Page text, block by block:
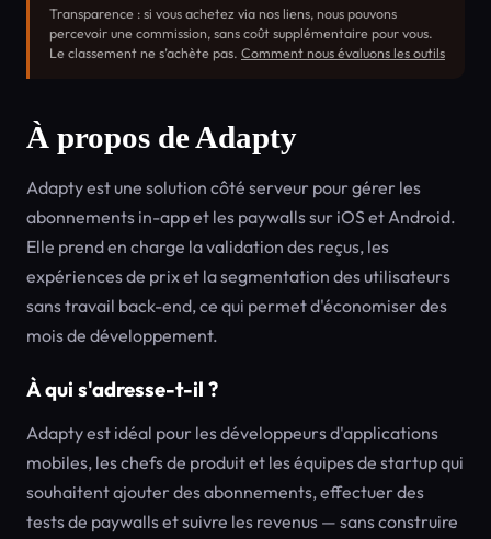
Transparence : si vous achetez via nos liens, nous pouvons
percevoir une commission, sans coût supplémentaire pour vous.
Le classement ne s’achète pas. Comment nous évaluons les outils
À propos de Adapty
Adapty est une solution côté serveur pour gérer les
abonnements in-app et les paywalls sur iOS et Android.
Elle prend en charge la validation des reçus, les
expériences de prix et la segmentation des utilisateurs
sans travail back-end, ce qui permet d'économiser des
mois de développement.
À qui s'adresse-t-il ?
Adapty est idéal pour les développeurs d'applications
mobiles, les chefs de produit et les équipes de startup qui
souhaitent ajouter des abonnements, effectuer des
tests de paywalls et suivre les revenus — sans construire